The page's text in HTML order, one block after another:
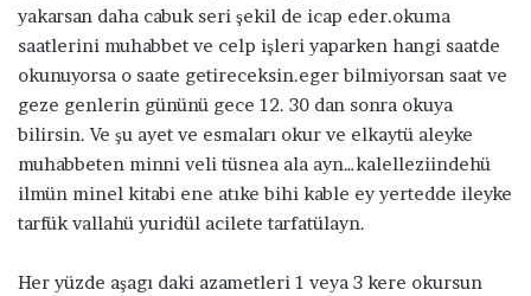
yakarsan daha cabuk seri şekil de icap eder.okuma
saatlerini muhabbet ve celp işleri yaparken hangi saatde
okunuyorsa o saate getireceksin.eger bilmiyorsan saat ve
geze genlerin gününü gece 12. 30 dan sonra okuya
bilirsin. Ve şu ayet ve esmaları okur ve elkaytü aleyke
muhabbeten minni veli tüsnea ala ayn…kalelleziindehü
ilmün minel kitabi ene atıke bihi kable ey yertedde ileyke
tarfük vallahü yuridül acilete tarfatülayn.
Her yüzde aşagı daki azametleri 1 veya 3 kere okursun